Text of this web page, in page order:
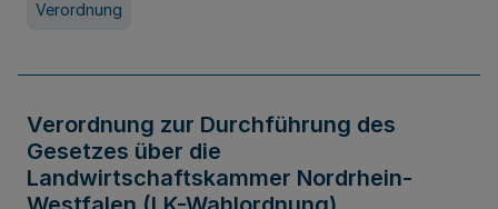
Verordnung
Verordnung zur Durchführung des
Gesetzes über die
Landwirtschaftskammer Nordrhein-